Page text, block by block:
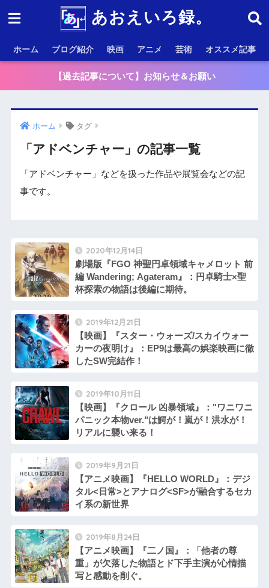
あおえいろ録。
ホーム ブログ紹介 映画 アニメ 芸術 オススメ記事
【過去記事について】お知らせ＆お願い
ホーム タグ
「アドベンチャー」の記事一覧
「アドベンチャー」などを扱った作品や展覧会などの記
事です。
2020年12月14日
劇場版『FGO 神聖円卓領域キャメロット 前
編 Wandering; Agateram』：円卓騎士×聖
杯探索の物語は後編に期待。
2019年12月21日
【映画】『スター・ウォーズ/スカイウォー
カーの夜明け』：EP9は最高の娯楽映画に徹
したSW完結作！
2019年10月11日
【映画】『クロール 凶暴領域』："ワニワニ
パニック本物ver."は鰐が！嵐が！洪水が！
リアルに襲い来る！
2019年9月21日
【アニメ映画】『HELLO WORLD』：デジ
タル<日常>とアナログ<SF>が融合するセカ
イ系の新世界
2019年8月24日
【アニメ映画】『二ノ国』：「他者の尊
重」が欠落した物語とド下手主演が心情描
写と感動を削ぐ。